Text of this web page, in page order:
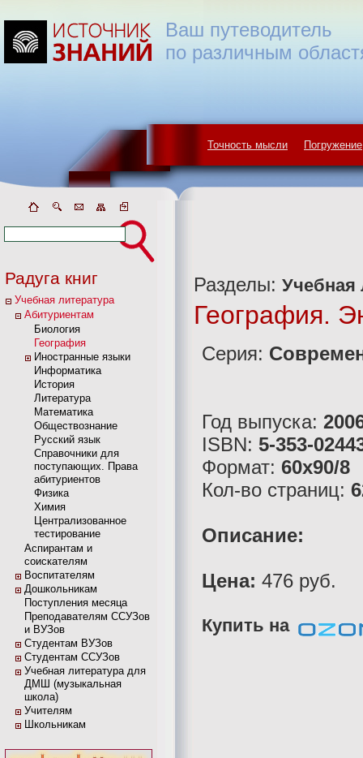
Точность мысли Погружение
Ваш путеводитель
по различным
Радуга книг
Учебная литература
Абитуриентам
Биология
География
Иностранные языки
Информатика
История
Литература
Математика
Обществознание
Русский язык
Справочники для
поступающих. Права
абитуриентов
Физика
Химия
Централизованное
тестирование
Аспирантам и
соискателям
Воспитателям
Дошкольникам
Поступления месяца
Преподавателям ССУЗов
и ВУЗов
Студентам ВУЗов
Студентам ССУЗов
Учебная литература для
ДМШ (музыкальная
школа)
Учителям
Школьникам
Разделы: Учебная
География.
Серия:
Год выпуска:
ISBN: 5-353-
Формат: 60x90/8
Кол-во страниц:
Описание:
Цена: 476 руб.
Купить на